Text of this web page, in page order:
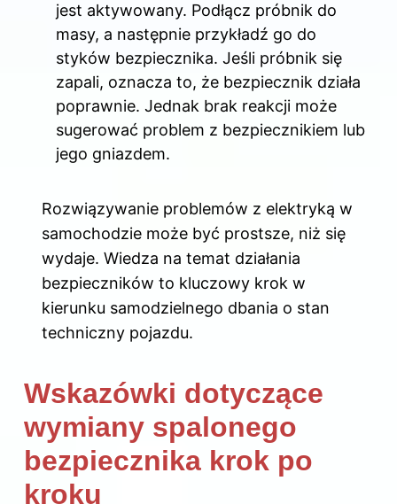
jest aktywowany. Podłącz próbnik do
masy, a następnie przykładź go do
styków bezpiecznika. Jeśli próbnik się
zapali, oznacza to, że bezpiecznik działa
poprawnie. Jednak brak reakcji może
sugerować problem z bezpiecznikiem lub
jego gniazdem.
Rozwiązywanie problemów z elektryką w
samochodzie może być prostsze, niż się
wydaje. Wiedza na temat działania
bezpieczników to kluczowy krok w
kierunku samodzielnego dbania o stan
techniczny pojazdu.
Wskazówki dotyczące
wymiany spalonego
bezpiecznika krok po
kroku